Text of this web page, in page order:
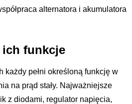
alternatora i akumulatora
ich funkcje
każdy pełni określoną funkcję w
na prąd stały. Najważniejsze
z diodami, regulator napięcia,